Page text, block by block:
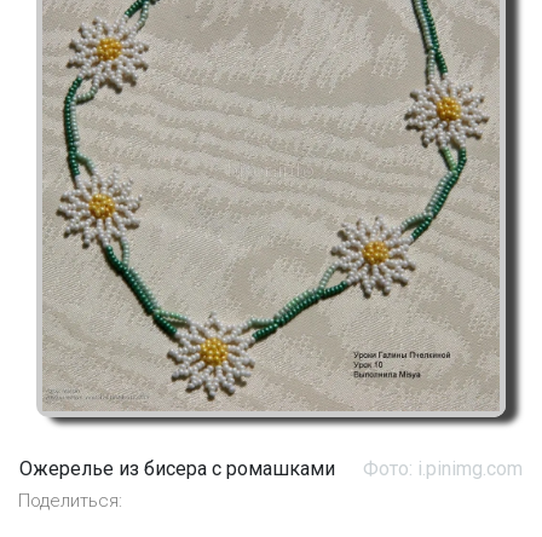
Ожерелье из бисера с ромашками Фото: i.pinimg.com
Поделиться: